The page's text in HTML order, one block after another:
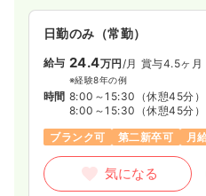
日勤のみ（常勤）
給与 24.4万円/月 賞与4.5ヶ月
※経験8年の例
時間 8:00～15:30 （休憩45分）
8:00～15:30 （休憩45分）
ブランク可
第二新卒可 月
気になる